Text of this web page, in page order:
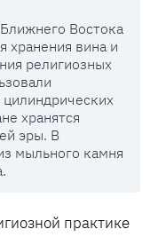
Востока
хранения вина и
религиозных
цилиндрических
хранятся
эры. В
мыльного камня
практике